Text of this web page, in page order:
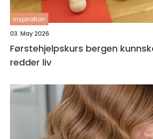
inspiration
03. May 2026
Førstehjelpskurs bergen kunnskap som
redder liv